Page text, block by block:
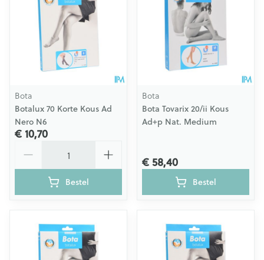
Bota
Botalux 70 Korte Kous Ad
Nero N6
€ 10,70
Bestel
Bota
Bota Tovarix 20/ii Kous
Ad+p Nat. Medium
€ 58,40
Bestel